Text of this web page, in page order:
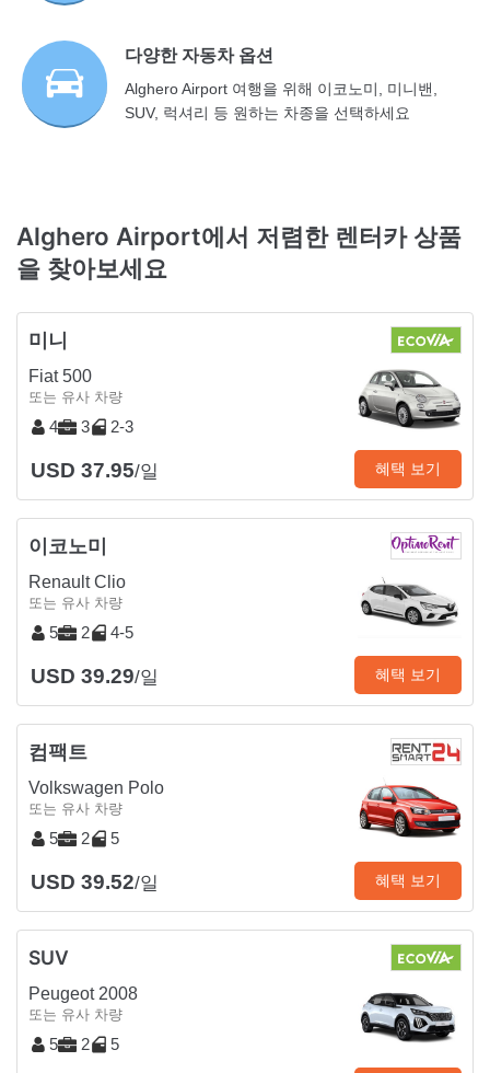
다양한 자동차 옵션
Alghero Airport 여행을 위해 이코노미, 미니밴,
SUV, 럭셔리 등 원하는 차종을 선택하세요
Alghero Airport에서 저렴한 렌터카 상품
을 찾아보세요
미니
Fiat 500
또는 유사 차량
4 3 2-3
USD 37.95/일 혜택 보기
이코노미
Renault Clio
또는 유사 차량
5 2 4-5
USD 39.29/일 혜택 보기
컴팩트
Volkswagen Polo
또는 유사 차량
5 2 5
USD 39.52/일 혜택 보기
SUV
Peugeot 2008
또는 유사 차량
5 2 5